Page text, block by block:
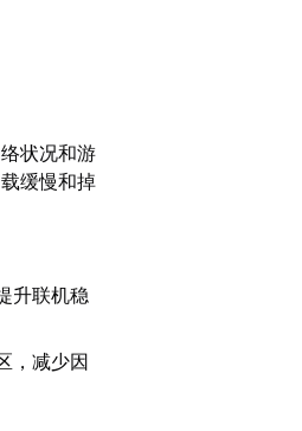
状况和游
缓慢和掉
升联机稳
，减少因